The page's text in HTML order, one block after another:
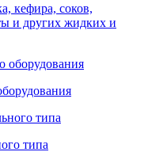
кефира, соков,
и других жидких и
типа